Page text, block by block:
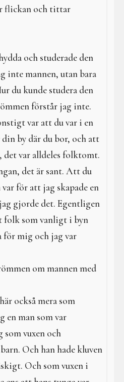
flickan och tittar
och studerade den
inte mannen, utan bara
du kunde studera den
förstår jag inte.
var att du var i en
by där du bor, och att
det var alldeles folktomt.
det är sant. Att du
för att jag skapade en
gjorde det. Egentligen
folk som vanligt i byn
för mig och jag var
om mannen med
också mera som
en man som var
vuxen och
Och han hade kluven
Och som vuxen i